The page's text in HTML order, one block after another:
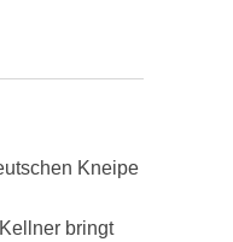
Kneipe
bringt